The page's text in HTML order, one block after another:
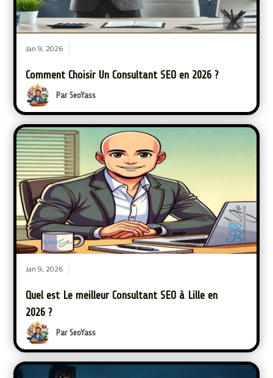
Jan 9, 2026
Comment Choisir Un Consultant SEO en 2026 ?
Par SeoYass
Jan 9, 2026
Quel est Le meilleur Consultant SEO à Lille en
2026 ?
Par SeoYass